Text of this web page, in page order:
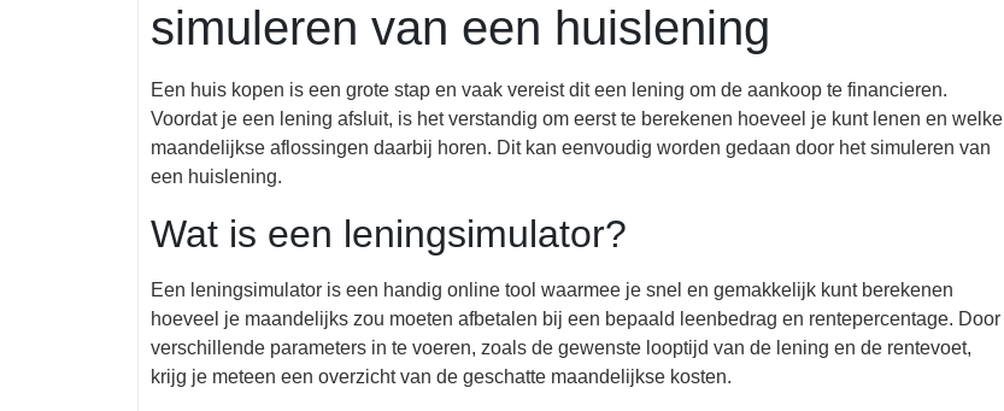
simuleren van een huislening
Een huis kopen is een grote stap en vaak vereist dit een lening om de aankoop te financieren.
Voordat je een lening afsluit, is het verstandig om eerst te berekenen hoeveel je kunt lenen en welke
maandelijkse aflossingen daarbij horen. Dit kan eenvoudig worden gedaan door het simuleren van
een huislening.
Wat is een leningsimulator?
Een leningsimulator is een handig online tool waarmee je snel en gemakkelijk kunt berekenen
hoeveel je maandelijks zou moeten afbetalen bij een bepaald leenbedrag en rentepercentage. Door
verschillende parameters in te voeren, zoals de gewenste looptijd van de lening en de rentevoet,
krijg je meteen een overzicht van de geschatte maandelijkse kosten.